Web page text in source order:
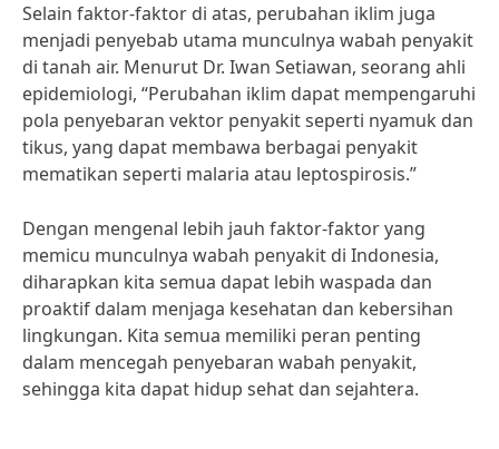
Selain faktor-faktor di atas, perubahan iklim juga
menjadi penyebab utama munculnya wabah penyakit
di tanah air. Menurut Dr. Iwan Setiawan, seorang ahli
epidemiologi, “Perubahan iklim dapat mempengaruhi
pola penyebaran vektor penyakit seperti nyamuk dan
tikus, yang dapat membawa berbagai penyakit
mematikan seperti malaria atau leptospirosis.”
Dengan mengenal lebih jauh faktor-faktor yang
memicu munculnya wabah penyakit di Indonesia,
diharapkan kita semua dapat lebih waspada dan
proaktif dalam menjaga kesehatan dan kebersihan
lingkungan. Kita semua memiliki peran penting
dalam mencegah penyebaran wabah penyakit,
sehingga kita dapat hidup sehat dan sejahtera.